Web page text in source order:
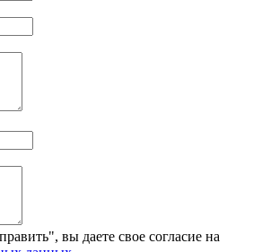
вы даете свое согласие на